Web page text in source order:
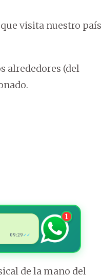
visita nuestro país
alrededores (del
09:29 ✓✓
1
de la mano del